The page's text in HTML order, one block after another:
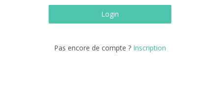
Login
Pas encore de compte ? Inscription